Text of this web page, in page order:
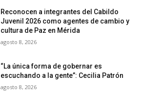
Reconocen a integrantes del Cabildo
Juvenil 2026 como agentes de cambio y
cultura de Paz en Mérida
agosto 8, 2026
“La única forma de gobernar es
escuchando a la gente”: Cecilia Patrón
agosto 8, 2026